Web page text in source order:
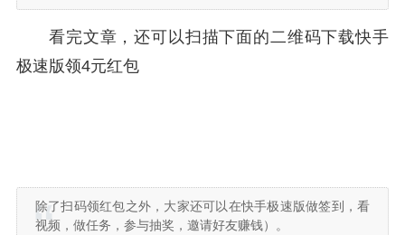
看完文章，还可以扫描下面的二维码下载快手
极速版领4元红包
除了扫码领红包之外，大家还可以在快手极速版做签到，看
视频，做任务，参与抽奖，邀请好友赚钱）。